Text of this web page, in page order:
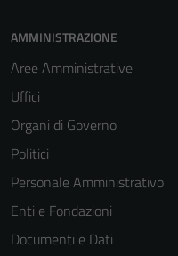
AMMINISTRAZIONE
Aree Amministrative
Uffici
Organi di Governo
Politici
Personale Amministrativo
Enti e Fondazioni
Documenti e Dati